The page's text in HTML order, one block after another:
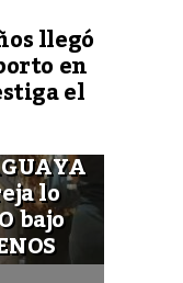
llegó
en
el
lo
bajo